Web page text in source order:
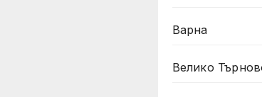
Варна
Велико